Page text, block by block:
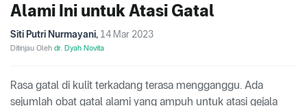
Alami Ini untuk Atasi Gatal
Siti Putri Nurmayani, 14 Mar 2023
Ditinjau Oleh dr. Dyah Novita
Rasa gatal di kulit terkadang terasa mengganggu. Ada
sejumlah obat gatal alami yang ampuh untuk atasi gejala